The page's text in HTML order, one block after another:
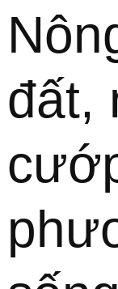
đất,